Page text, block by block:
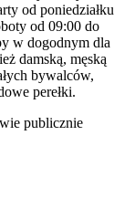
od poniedziałku
od 09:00 do
w dogodnym dla
damską, męską
bywalców,
perełki.
publicznie